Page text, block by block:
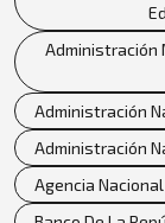
Administración
Administración
Administración
Agencia